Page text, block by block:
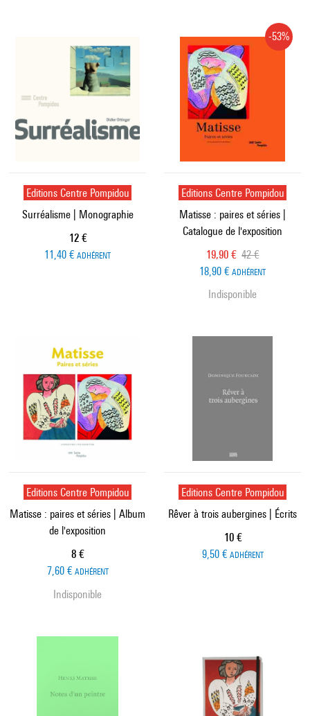
Editions Centre Pompidou
Surréalisme | Monographie
Prix ​​actuel
12 €
11,40 € ADHÉRENT
Editions Centre Pompidou
Matisse : paires et séries |
Catalogue de l'exposition
-53%
Prix ​​actuel
19,90 € Ancien prix
42 €
18,90 € ADHÉRENT
Indisponible
Editions Centre Pompidou
Matisse : paires et séries | Album
de l'exposition
Prix ​​actuel
8 €
7,60 € ADHÉRENT
Indisponible
Editions Centre Pompidou
Rêver à trois aubergines | Écrits
Prix ​​actuel
10 €
9,50 € ADHÉRENT